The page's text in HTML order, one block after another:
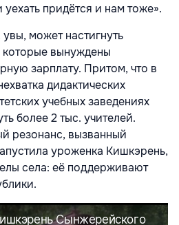
придётся и нам тоже».
увы, может настигнуть
которые вынуждены
зарплату. Притом, что в
дидактических
учебных заведениях
более 2 тыс. учителей.
резонанс, вызванный
уроженка Кишкэрень,
села: её поддерживают